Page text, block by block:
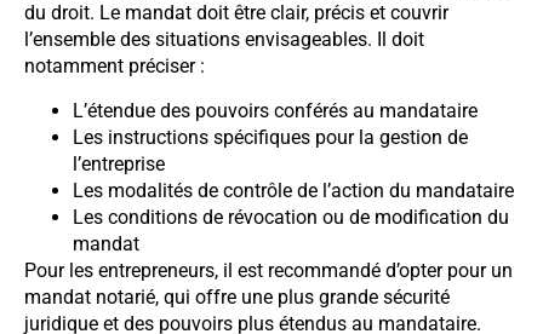
du droit. Le mandat doit être clair, précis et couvrir
l’ensemble des situations envisageables. Il doit
notamment préciser :
L’étendue des pouvoirs conférés au mandataire
Les instructions spécifiques pour la gestion de
l’entreprise
Les modalités de contrôle de l’action du mandataire
Les conditions de révocation ou de modification du
mandat
Pour les entrepreneurs, il est recommandé d’opter pour un
mandat notarié, qui offre une plus grande sécurité
juridique et des pouvoirs plus étendus au mandataire.